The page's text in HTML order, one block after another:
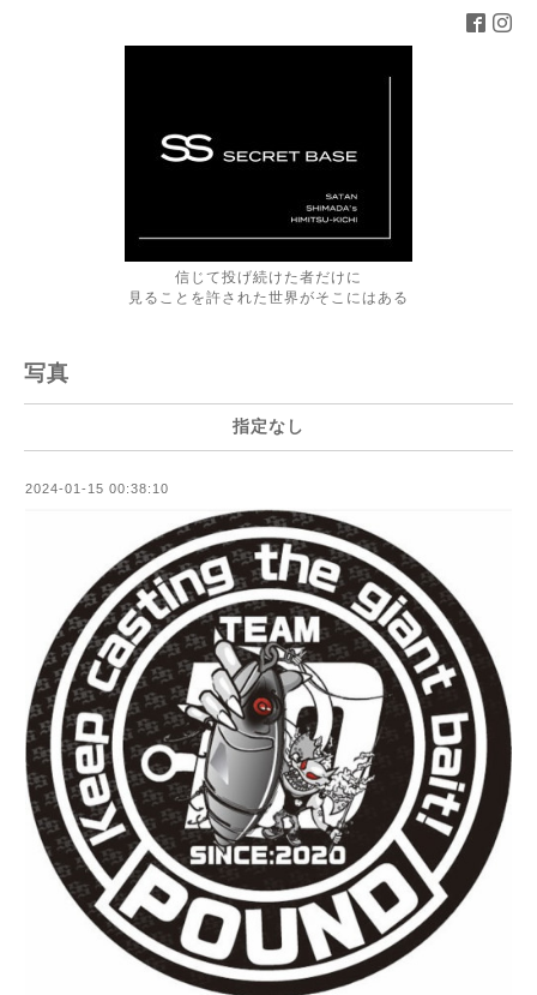
信じて投げ続けた者だけに
見ることを許された世界がそこにはある
写真
指定なし
2024-01-15 00:38:10